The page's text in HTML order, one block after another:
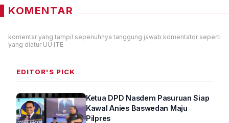
KOMENTAR
komentar yang tampil sepenuhnya tanggung jawab komentator seperti
yang diatur UU ITE
EDITOR'S PICK
Ketua DPD Nasdem Pasuruan Siap
Kawal Anies Baswedan Maju
Pilpres